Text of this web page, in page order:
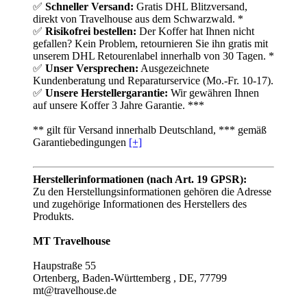
✅ Schneller Versand: Gratis DHL Blitzversand,
direkt von Travelhouse aus dem Schwarzwald. *
✅ Risikofrei bestellen: Der Koffer hat Ihnen nicht
gefallen? Kein Problem, retournieren Sie ihn gratis mit
unserem DHL Retourenlabel innerhalb von 30 Tagen. *
✅ Unser Versprechen: Ausgezeichnete
Kundenberatung und Reparaturservice (Mo.-Fr. 10-17).
✅ Unsere Herstellergarantie: Wir gewähren Ihnen
auf unsere Koffer 3 Jahre Garantie. ***
** gilt für Versand innerhalb Deutschland, *** gemäß
Garantiebedingungen [+]
Herstellerinformationen (nach Art. 19 GPSR):
Zu den Herstellungsinformationen gehören die Adresse
und zugehörige Informationen des Herstellers des
Produkts.
MT Travelhouse
Haupstraße 55
Ortenberg, Baden-Württemberg , DE, 77799
mt@travelhouse.de